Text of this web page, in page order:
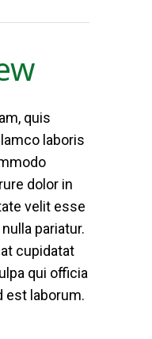
quis
laboris
dolor in
velit esse
pariatur.
cupidatat
qui officia
est laborum.